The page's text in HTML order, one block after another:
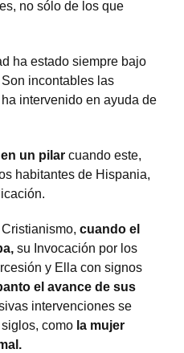
no sólo de los que
ha estado siempre bajo
incontables las
intervenido en ayuda de
un pilar cuando este,
habitantes de Hispania,
cuando el
su Invocación por los
y Ella con signos
el avance de sus
intervenciones se
como la mujer